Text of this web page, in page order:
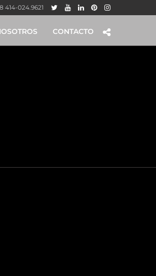
414-024.9621
CONTACTO